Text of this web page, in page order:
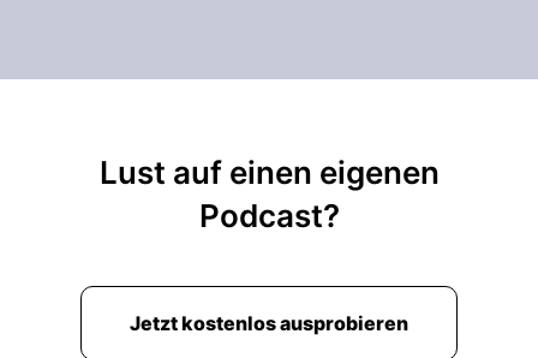
00:01:18: Ich grüße alle Podcast-Hörer.
00:01:24: Mir hat ein Freund von mir auf
Lust auf einen eigenen
Podcast?
Jetzt kostenlos ausprobieren